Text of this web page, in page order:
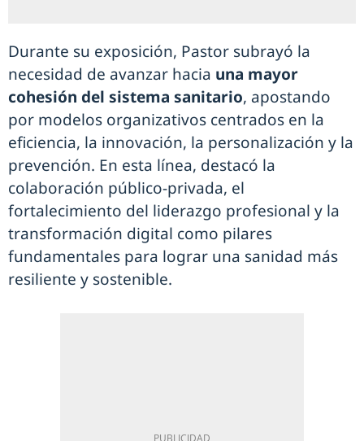
Durante su exposición, Pastor subrayó la
necesidad de avanzar hacia una mayor
cohesión del sistema sanitario, apostando
por modelos organizativos centrados en la
eficiencia, la innovación, la personalización y la
prevención. En esta línea, destacó la
colaboración público-privada, el
fortalecimiento del liderazgo profesional y la
transformación digital como pilares
fundamentales para lograr una sanidad más
resiliente y sostenible.